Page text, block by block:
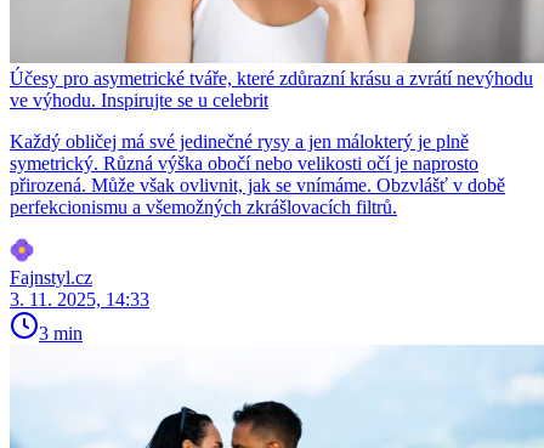
Účesy pro asymetrické tváře, které zdůrazní krásu a zvrátí nevýhodu
ve výhodu. Inspirujte se u celebrit
Každý obličej má své jedinečné rysy a jen málokterý je plně
symetrický. Různá výška obočí nebo velikosti očí je naprosto
přirozená. Může však ovlivnit, jak se vnímáme. Obzvlášť v době
perfekcionismu a všemožných zkrášlovacích filtrů.
Fajnstyl.cz
3. 11. 2025, 14:33
3 min